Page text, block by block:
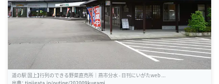
道の駅 国上】行列のできる野菜直売所｜燕市分水 - 日刊にいがたweb ...